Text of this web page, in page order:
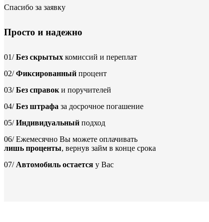
Спасибо за заявку
Просто и надежно
01/ Без скрытых комиссий и переплат
02/ Фиксированный процент
03/ Без справок и поручителей
04/ Без штрафа за досрочное погашение
05/ Индивидуальный подход
06/Ежемесячно Вы можете оплачивать
лишь проценты, вернув займ в конце срока
07/ Автомобиль остается у Вас